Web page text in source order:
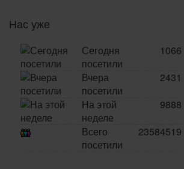
Нас уже
Сегодня
посетили
1066
Вчера
посетили
2431
На этой
неделе
9888
Всего
посетили
23584519